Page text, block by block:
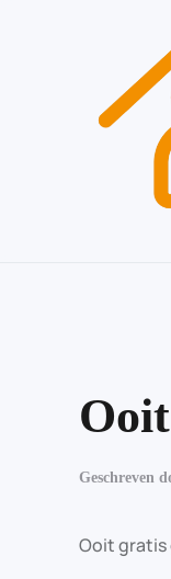
Skip to main
Geschreven
Ooit gratis